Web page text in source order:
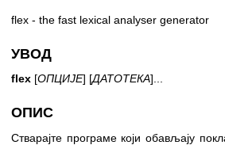
flex - the fast lexical analyser generator
УВОД
flex [ОПЦИЈЕ] [ДАТОТЕКА]...
ОПИС
Стварајте програме који обављају